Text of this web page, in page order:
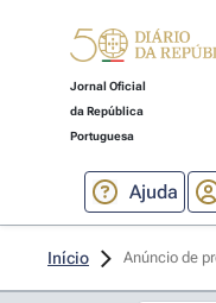
Jornal Oficial
da República
Portuguesa
Ajuda
Início Anúncio de